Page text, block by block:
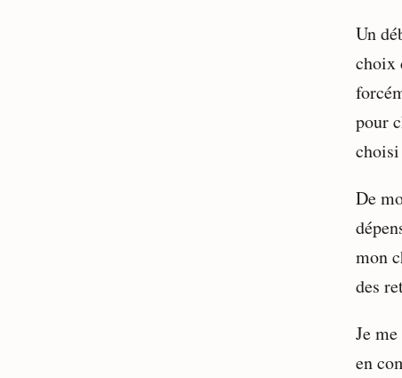
Un
choix
pour
De
mon
des
Je
en